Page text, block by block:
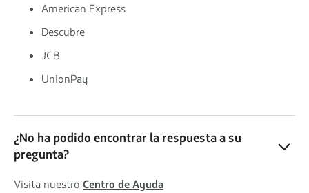
American Express
Descubre
JCB
UnionPay
¿No ha podido encontrar la respuesta a su
pregunta?
Visita nuestro Centro de Ayuda